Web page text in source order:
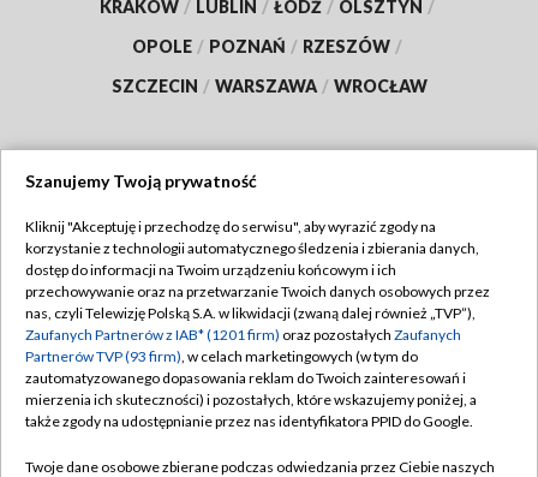
KRAKÓW / LUBLIN / ŁÓDŹ / OLSZTYN /
OPOLE / POZNAŃ / RZESZÓW /
SZCZECIN / WARSZAWA / WROCŁAW
TVP
Abonament TVP
Emisja w TVP
Centrum informacji TVP
Naziemna Telewizja Cyfrowa
Regulamin TVP
Polityka prywatności
Moje zgody
Pomoc
Szanujemy Twoją prywatność
Kliknij "Akceptuję i przechodzę do serwisu", aby wyrazić zgody na
korzystanie z technologii automatycznego śledzenia i zbierania danych,
dostęp do informacji na Twoim urządzeniu końcowym i ich
przechowywanie oraz na przetwarzanie Twoich danych osobowych przez
nas, czyli Telewizję Polską S.A. w likwidacji (zwaną dalej również „TVP”),
Zaufanych Partnerów z IAB* (1201 firm) oraz pozostałych Zaufanych
Partnerów TVP (93 firm), w celach marketingowych (w tym do
zautomatyzowanego dopasowania reklam do Twoich zainteresowań i
mierzenia ich skuteczności) i pozostałych, które wskazujemy poniżej, a
także zgody na udostępnianie przez nas identyfikatora PPID do Google.
Twoje dane osobowe zbierane podczas odwiedzania przez Ciebie naszych